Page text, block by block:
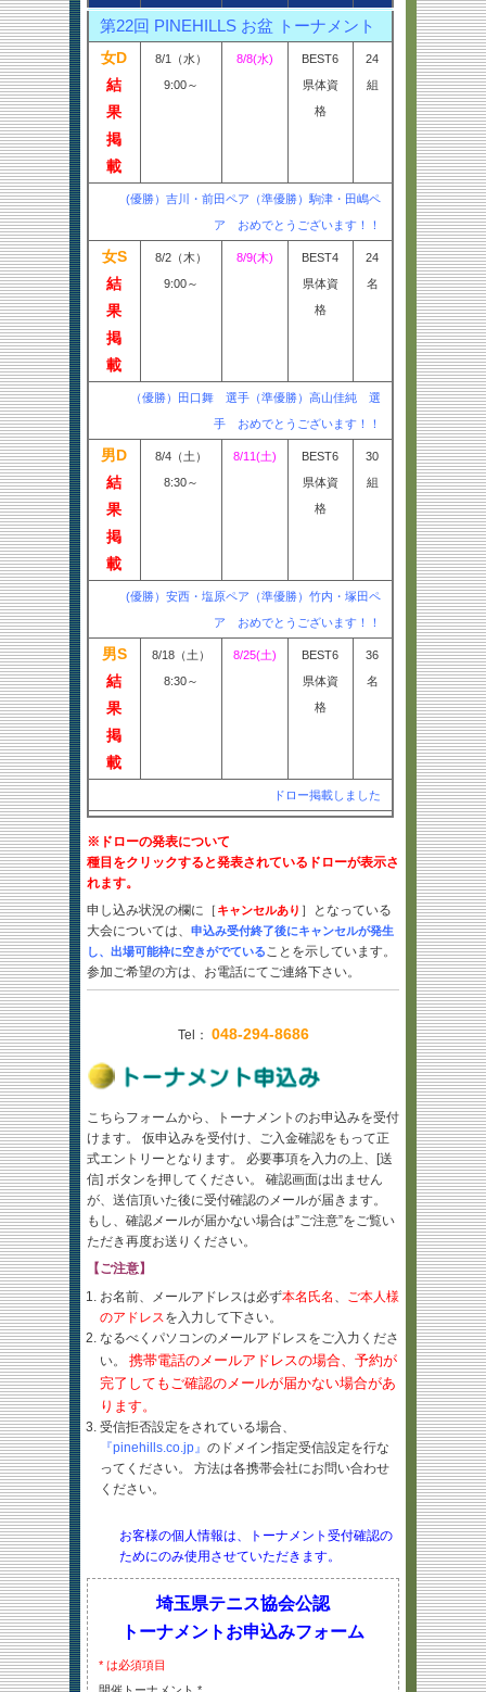
第22回 PINEHILLS お盆 トーナメント
女D
結
果
掲
載
8/1（水）
9:00～
8/8(水)
BEST6
県体資
格
24
組
(優勝）吉川・前田ペア（準優勝）駒津・田嶋ペ
ア おめでとうございます！！
女S
結
果
掲
載
8/2（木）
9:00～
8/9(木)
BEST4
県体資
格
24
名
（優勝）田口舞 選手（準優勝）高山佳純 選
手 おめでとうございます！！
男D
結
果
掲
載
8/4（土）
8:30～
8/11(土)
BEST6
県体資
格
30
組
(優勝）安西・塩原ペア（準優勝）竹内・塚田ペ
ア おめでとうございます！！
男S
結
果
掲
載
8/18（土）
8:30～
8/25(土)
BEST6
県体資
格
36
名
ドロー掲載しました
※ドローの発表について
種目をクリックすると発表されているドローが表示さ
れます。
申し込み状況の欄に［ キャンセルあり ］となっている
大会については、
申込み受付終了後にキャンセルが発生
し、出場可能枠に空きがでている ことを示しています。
参加ご希望の方は、
お電話にて ご連絡下さい。
Tel： 048-294-8686
こちらフォームから、トーナメントのお申込みを受付
けます。 仮申込みを受付け、ご入金確認をもって正
式エントリーとなります。 必要事項を入力の上、[送
信] ボタンを押してください。 確認画面は出ません
が、送信頂いた後に受付確認のメールが届きます。
もし、確認メールが届かない場合は”ご注意”をご覧い
ただき再度お送りください。
【ご注意】
お名前、メールアドレスは必ず本名氏名
ご本人様
のアドレス を入力して下さい。
なるべくパソコンのメールアドレスをご入力くださ
い。 携帯電話のメールアドレスの場合、予約が
完了してもご確認のメールが届かない場合があ
ります。
受信拒否設定をされている場合、
『pinehills.co.jp』 のドメイン指定受信設定を行な
ってください。 方法は各携帯会社にお問い合わせ
ください。
お客様の個人情報は、トーナメント受付確認の
ためにのみ使用させていただきます。
埼玉県テニス協会公認
トーナメントお申込みフォーム
* は必須項目